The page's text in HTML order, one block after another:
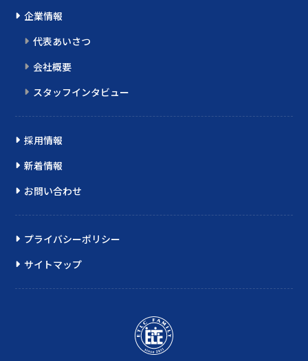
企業情報
代表あいさつ
会社概要
スタッフインタビュー
採用情報
新着情報
お問い合わせ
プライバシーポリシー
サイトマップ